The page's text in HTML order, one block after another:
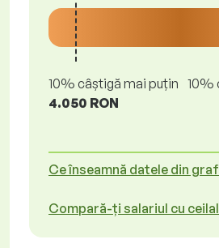
10% câștigă mai puțin
4.050 RON
10%
Ce înseamnă datele din
Compară-ți salariul cu